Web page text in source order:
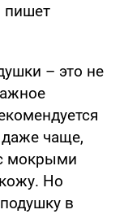
пишет
– это не
чаще,
мокрыми
Но
в